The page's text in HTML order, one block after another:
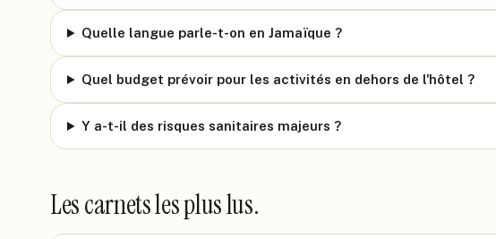
Quelle langue parle-t-on en Jamaïque ?
Quel budget prévoir pour les activités en dehors de l'hôtel ?
Y a-t-il des risques sanitaires majeurs ?
Les carnets les plus lus.